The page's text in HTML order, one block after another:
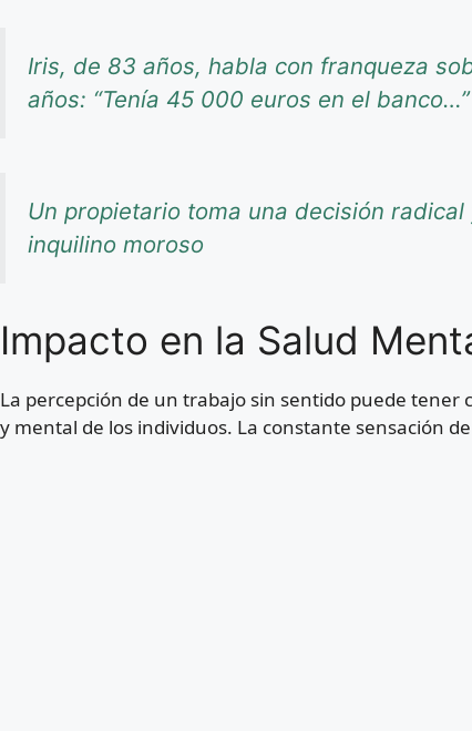
Iris, de 83 años, habla con franqueza
años: “Tenía 45 000 euros en el banco…”
Un propietario toma una decisión
inquilino moroso
Impacto en la Salud
La percepción de un trabajo sin sentido puede tener
y mental de los individuos. La constante sensación